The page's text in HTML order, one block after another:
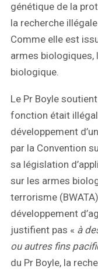
génétique de la
la recherche
Comme elle est
armes biologiques,
biologique.
Le Pr Boyle
fonction était
développement
par la Convention
sa législation
sur les armes
terrorisme
développement
justifient pas « à
ou autres fins
du Pr Boyle, la